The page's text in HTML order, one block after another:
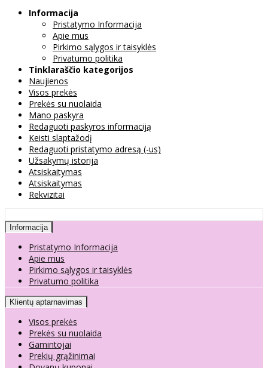
Informacija
Pristatymo Informacija
Apie mus
Pirkimo sąlygos ir taisyklės
Privatumo politika
Tinklaraščio kategorijos
Naujienos
Visos prekės
Prekės su nuolaida
Mano paskyra
Redaguoti paskyros informaciją
Keisti slaptažodį
Redaguoti pristatymo adresą (-us)
Užsakymų istorija
Atsiskaitymas
Atsiskaitymas
Rekvizitai
Informacija
Pristatymo Informacija
Apie mus
Pirkimo sąlygos ir taisyklės
Privatumo politika
Klientų aptarnavimas
Visos prekės
Prekės su nuolaida
Gamintojai
Prekių grąžinimai